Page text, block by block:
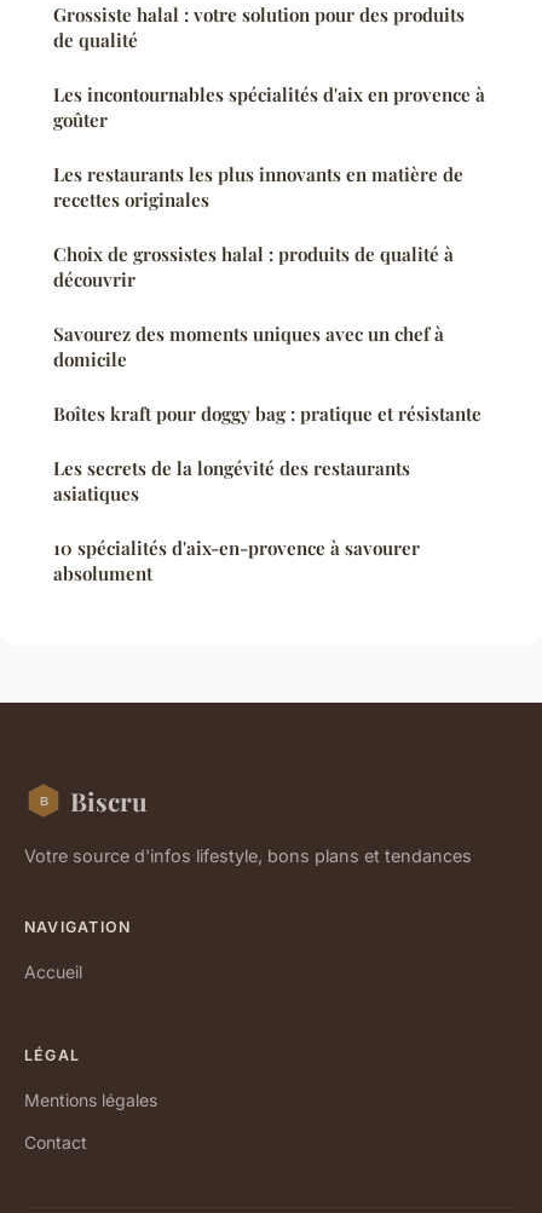
Grossiste halal : votre solution pour des produits
de qualité
Les incontournables spécialités d'aix en provence à
goûter
Les restaurants les plus innovants en matière de
recettes originales
Choix de grossistes halal : produits de qualité à
découvrir
Savourez des moments uniques avec un chef à
domicile
Boîtes kraft pour doggy bag : pratique et résistante
Les secrets de la longévité des restaurants
asiatiques
10 spécialités d'aix-en-provence à savourer
absolument
Biscru
Votre source d'infos lifestyle, bons plans et tendances
NAVIGATION
Accueil
LÉGAL
Mentions légales
Contact